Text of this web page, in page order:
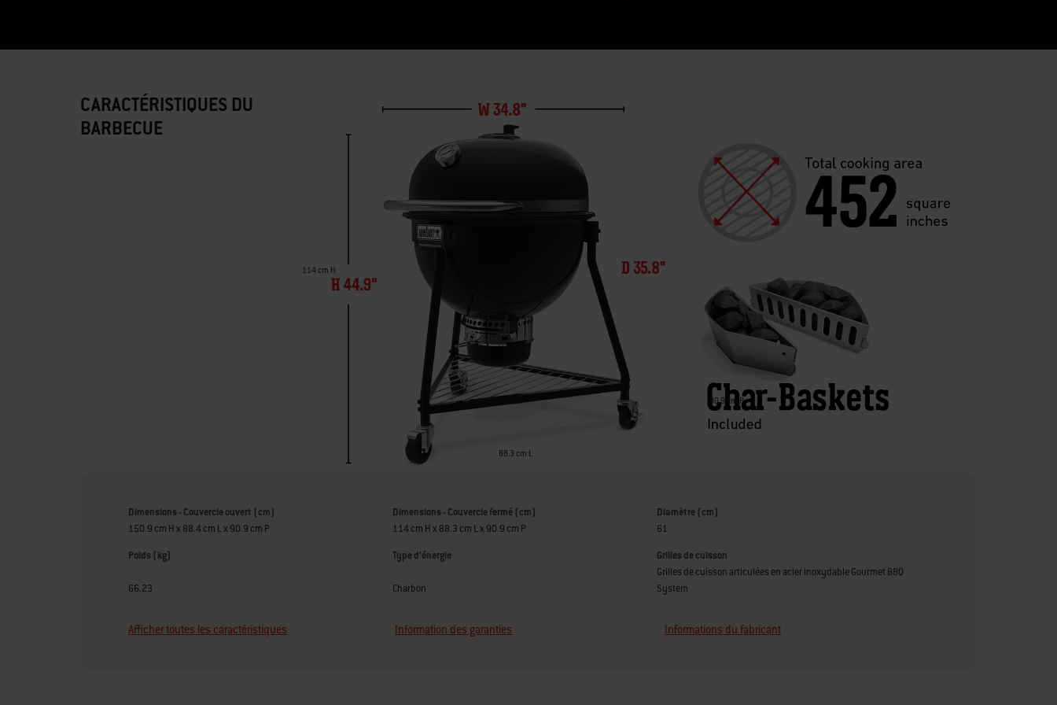
CARACTÉRISTIQUES DU
BARBECUE
114 cm H
88.3 cm L
90.9 cm P
Dimensions - Couvercle ouvert (cm)
150.9 cm H x 88.4 cm L x 90.9 cm P
Dimensions - Couvercle fermé (cm)
114 cm H x 88.3 cm L x 90.9 cm P
Diamètre (cm)
61
Poids (kg)
66.23
Type d’énergie
Charbon
Grilles de cuisson
Grilles de cuisson articulées en acier inoxydable Gourmet BBQ
System
Afficher toutes les caractéristiques Information des garanties Informations du fabricant